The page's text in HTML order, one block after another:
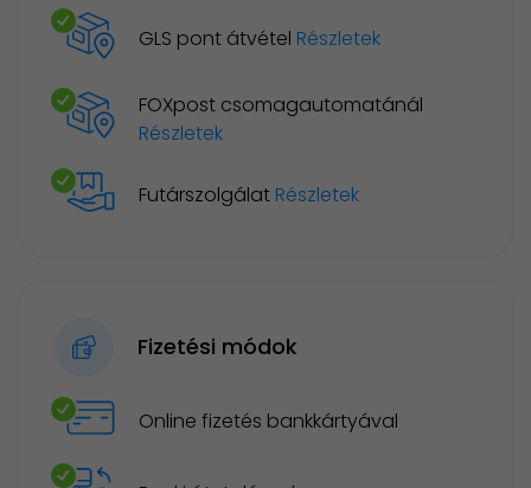
GLS pont átvétel Részletek
FOXpost csomagautomatánál
Részletek
Futárszolgálat Részletek
Fizetési módok
Online fizetés bankkártyával